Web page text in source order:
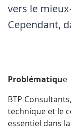
vers le
Cependant,
Problématique
BTP
technique et le
essentiel dans